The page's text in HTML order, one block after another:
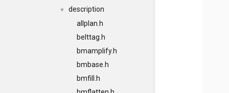
▼
description
allplan.h
belttag.h
bmamplify.h
bmbase.h
bmfill.h